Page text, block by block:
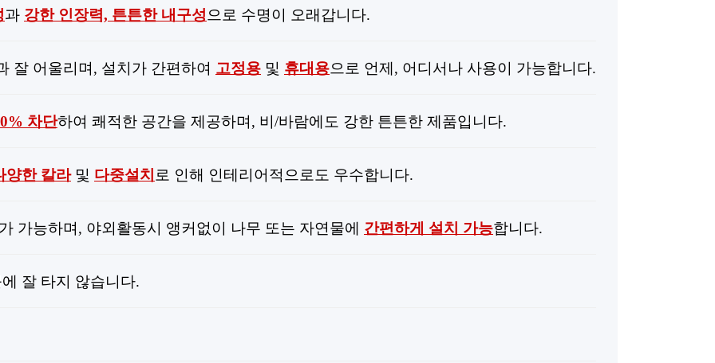
과 강한 인장력, 튼튼한 내구성 으로 수명이 오래갑니다.
잘 어울리며, 설치가 간편하여 고정용 및 휴대용으로 언제, 어디서나 사용이 가능합니다.
차단하여 쾌적한 공간을 제공하며, 비/바람에도 강한 튼튼한 제품입니다.
양한 칼라및 다중설치 로 인해 인테리어적으로도 우수합니다.
가능하며, 야외활동시 앵커없이 나무 또는 자연물에 간편하게 설치 가능합니다.
잘 타지 않습니다.